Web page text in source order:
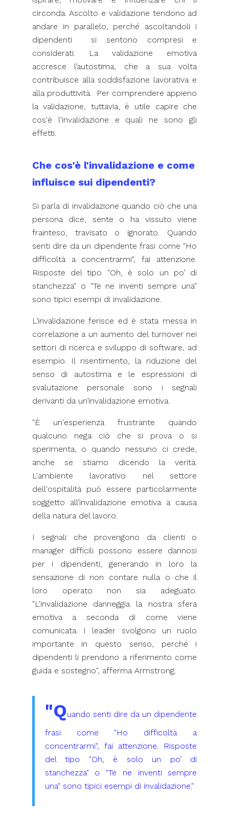
circonda. Ascolto e validazione tendono ad
andare in parallelo, perché ascoltandoli i
dipendenti si sentono compresi e
considerati. La validazione emotiva
accresce l’autostima, che a sua volta
contribuisce alla soddisfazione lavorativa e
alla produttività. Per comprendere appieno
la validazione, tuttavia, è utile capire che
cos'è l'invalidazione e quali ne sono gli
effetti.
Che cos'è l'invalidazione e come
influisce sui dipendenti?
Si parla di invalidazione quando ciò che una
persona dice, sente o ha vissuto viene
frainteso, travisato o ignorato. Quando
senti dire da un dipendente frasi come "Ho
difficoltà a concentrarmi", fai attenzione.
Risposte del tipo "Oh, è solo un po’ di
stanchezza" o "Te ne inventi sempre una"
sono tipici esempi di invalidazione.
L’invalidazione ferisce ed è stata messa in
correlazione a un aumento del turnover nei
settori di ricerca e sviluppo di software, ad
esempio. Il risentimento, la riduzione del
senso di autostima e le espressioni di
svalutazione personale sono i segnali
derivanti da un’invalidazione emotiva.
"È un'esperienza frustrante quando
qualcuno nega ciò che si prova o si
sperimenta, o quando nessuno ci crede,
anche se stiamo dicendo la verità.
L'ambiente lavorativo nel settore
dell'ospitalità può essere particolarmente
soggetto all’invalidazione emotiva a causa
della natura del lavoro.
I segnali che provengono da clienti o
manager difficili possono essere dannosi
per i dipendenti, generando in loro la
sensazione di non contare nulla o che il
loro operato non sia adeguato.
"L'invalidazione danneggia la nostra sfera
emotiva a seconda di come viene
comunicata. I leader svolgono un ruolo
importante in questo senso, perché i
dipendenti li prendono a riferimento come
guida e sostegno", afferma Armstrong.
"Quando senti dire da un dipendente
frasi come "Ho difficoltà a
concentrarmi", fai attenzione. Risposte
del tipo "Oh, è solo un po’ di
stanchezza" o "Te ne inventi sempre
una" sono tipici esempi di invalidazione."